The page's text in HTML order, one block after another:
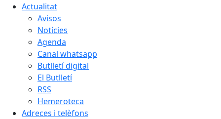
Actualitat
Avisos
Notícies
Agenda
Canal whatsapp
Butlletí digital
El Butlletí
RSS
Hemeroteca
Adreces i telèfons